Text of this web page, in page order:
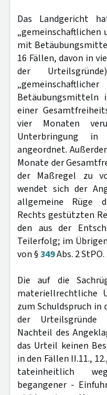
Das Landgericht
„gemeinschaftlichen
mit
16 Fällen, davon in
der
Betäubungsmitteln
einer
vier Monaten
Unterbringung in
angeordnet.
Monate der
der Maßregel zu
wendet sich der
allgemeine Rüge
Rechts gestützten
den aus der
Teilerfolg; im
von §349Abs. 2 StPO.
Die auf die
materiellrechtliche
zum Schuldspruch in
der Urteilsgründe
Nachteil des
das Urteil keinen
in den Fällen II.11.,
tateinheitlich
begangener -